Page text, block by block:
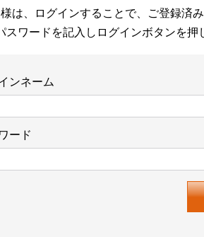
は、ログインすることで、ご登録済
スワードを記入しログインボタンを押
ンネーム
ード